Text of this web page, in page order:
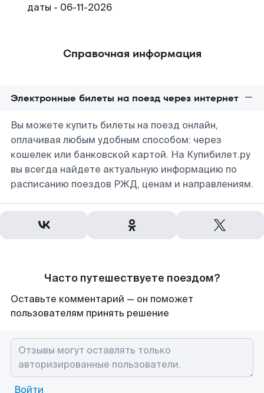
даты - 06-11-2026
Справочная информация
Электронные билеты на поезд через интернет
Вы можете купить билеты на поезд онлайн,
оплачивая любым удобным способом: через
кошелек или банковской картой. На Купибилет.ру
вы всегда найдете актуальную информацию по
расписанию поездов РЖД, ценам и направлениям.
Часто путешествуете поездом?
Оставьте комментарий — он поможет
пользователям принять решение
Войти